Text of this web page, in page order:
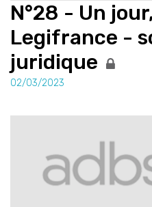
N°28 - Un
Legifrance -
juridique
02/03/2023